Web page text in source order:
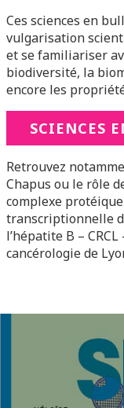
Ces sciences en
vulgarisation
et se familiariser
biodiversité, la
encore les
SCIENCES
Retrouvez
Chapus ou le rôle
complexe
transcriptionnelle
l’hépatite B –
cancérologie de